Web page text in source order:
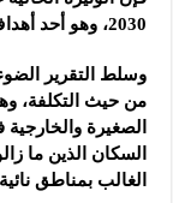
2030، وهو أحد أهداف التنمية المستدامة.
وسلط التقرير
من حيث التكلفة،
الصغيرة
السكان الذين ما
الغالب بمناطق